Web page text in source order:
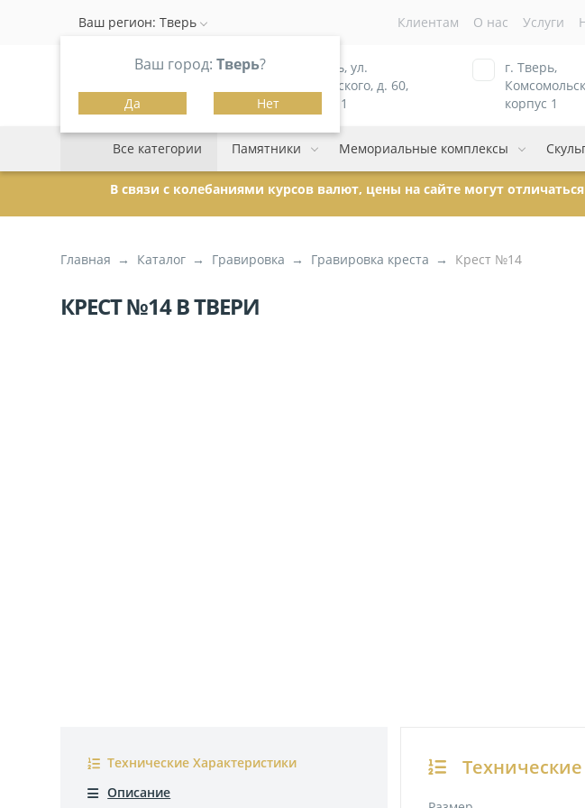
Ваш город:Тверь?
Да Нет
Ваш регион:Тверь Клиентам О нас Услуги
г. Тверь, ул.
Можайского, д. 60,
корпус 1
г. Тверь,
корпус 1
Все категории Памятники Мемориальные комплексы
В связи с колебаниями курсов валют, цены на сайте могут
Главная Каталог Гравировка Гравировка креста Крест №14
КРЕСТ №14 В ТВЕРИ
Технические Характеристики
Описание